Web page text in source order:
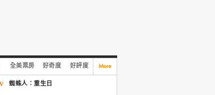
全美票房 好奇度 好評度
蜘蛛人：重生日